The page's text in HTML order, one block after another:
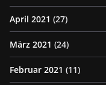
April 2021 (27)
März 2021 (24)
Februar 2021 (11)